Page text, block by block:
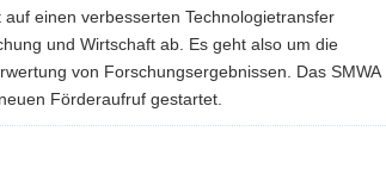
auf einen verbesserten Technologietransfer
und Wirtschaft ab. Es geht also um die
von Forschungsergebnissen. Das SMWA
Förderaufruf gestartet.